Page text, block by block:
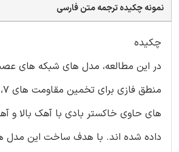
نمونه چکیده ترجمه متن فارسی
چکیده
در این مطالعه، مدل های شبکه های
های حاوی خاکستر بادی با آهک بالا و